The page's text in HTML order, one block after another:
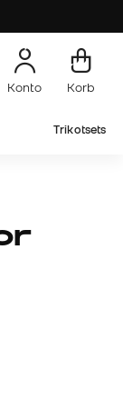
Konto Korb
Trikotsets